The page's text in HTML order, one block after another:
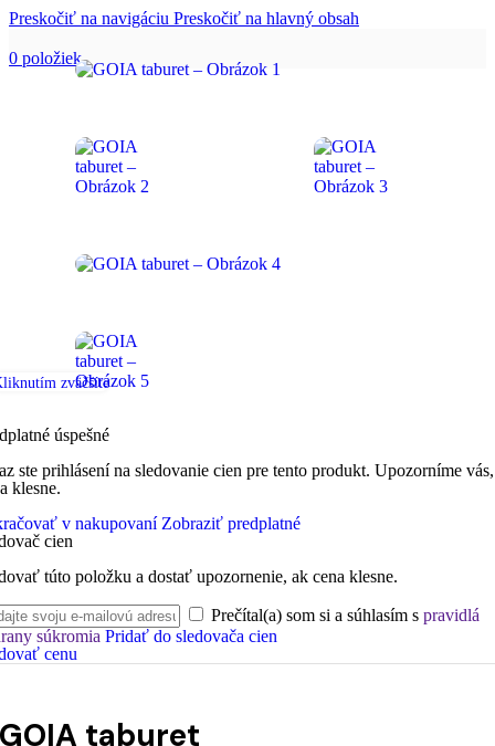
Preskočiť na navigáciu Preskočiť na hlavný obsah
0 položiek
zväčšíte
úspešné
ste prihlásení na sledovanie cien pre tento produkt. Upozorníme
klesne.
v nakupovaní Zobraziť predplatné
cien
túto položku a dostať upozornenie, ak cena klesne.
Prečítal(a) som si a súhlasím s pravidlá
súkromia Pridať do sledovača cien
cenu
GOIA taburet